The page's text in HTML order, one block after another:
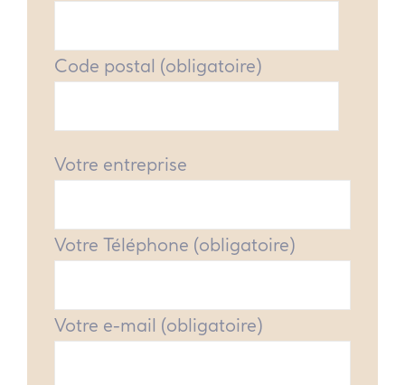
Code postal (obligatoire)
Votre entreprise
Votre Téléphone (obligatoire)
Votre e-mail (obligatoire)